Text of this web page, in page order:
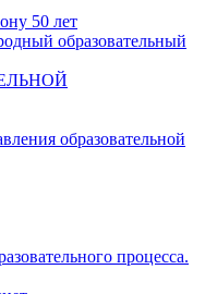
50 лет
образовательный
образовательной
процесса.